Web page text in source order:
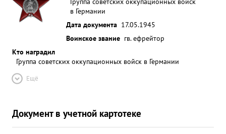
в Германии
Дата документа 17.05.1945
Воинское звание гв. ефрейтор
Кто наградил
Группа советских оккупационных войск в Германии
Ещё
Документ в учетной картотеке